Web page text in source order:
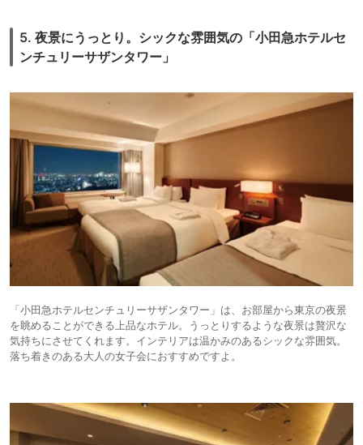
5. 夜景にうっとり。シックな雰囲気の「小田急ホテルセ
ンチュリーサザンタワー」
「小田急ホテルセンチュリーサザンタワー」は、お部屋から東京の夜景
を眺めることができる上品なホテル。うっとりするような夜景は贅沢な
気持ちにさせてくれます。インテリアは温かみのあるシックな雰囲気。
落ち着きのある大人の女子会におすすめですよ。